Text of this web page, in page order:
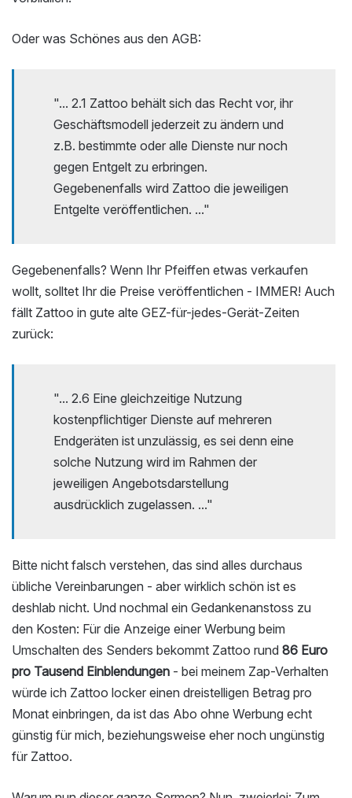
Oder was Schönes aus den AGB:
"... 2.1 Zattoo behält sich das Recht vor, ihr
Geschäftsmodell jederzeit zu ändern und
z.B. bestimmte oder alle Dienste nur noch
gegen Entgelt zu erbringen.
Gegebenenfalls wird Zattoo die jeweiligen
Entgelte veröffentlichen. ..."
Gegebenenfalls? Wenn Ihr Pfeiffen etwas verkaufen
wollt, solltet Ihr die Preise veröffentlichen - IMMER! Auch
fällt Zattoo in gute alte GEZ-für-jedes-Gerät-Zeiten
zurück:
"... 2.6 Eine gleichzeitige Nutzung
kostenpflichtiger Dienste auf mehreren
Endgeräten ist unzulässig, es sei denn eine
solche Nutzung wird im Rahmen der
jeweiligen Angebotsdarstellung
ausdrücklich zugelassen. ..."
Bitte nicht falsch verstehen, das sind alles durchaus
übliche Vereinbarungen - aber wirklich schön ist es
deshlab nicht. Und nochmal ein Gedankenanstoss zu
den Kosten: Für die Anzeige einer Werbung beim
Umschalten des Senders bekommt Zattoo rund 86 Euro
pro Tausend Einblendungen - bei meinem Zap-Verhalten
würde ich Zattoo locker einen dreistelligen Betrag pro
Monat einbringen, da ist das Abo ohne Werbung echt
günstig für mich, beziehungsweise eher noch ungünstig
für Zattoo.